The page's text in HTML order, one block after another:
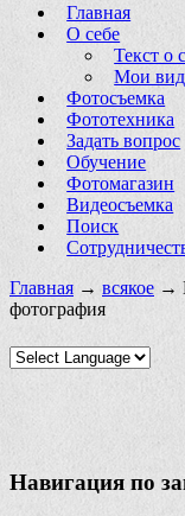
Главная
О себе
Текст о
Мои
Фотосъемка
Фототехника
Задать вопрос
Обучение
Фотомагазин
Видеосъемка
Поиск
Главная → всякое →
фотография
Навигация по